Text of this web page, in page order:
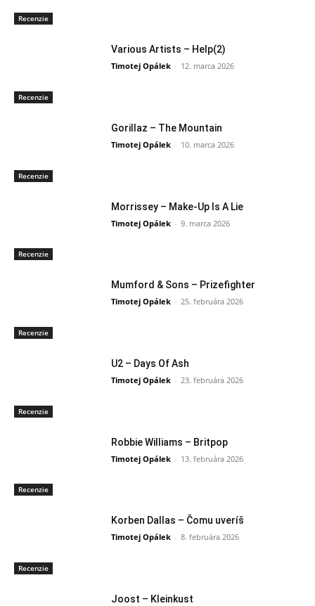
Recenzie
Recenzie
Various Artists – Help(2)
Timotej Opálek - 12. marca 2026
Recenzie
Gorillaz – The Mountain
Timotej Opálek - 10. marca 2026
Recenzie
Morrissey – Make-Up Is A Lie
Timotej Opálek - 9. marca 2026
Recenzie
Mumford & Sons – Prizefighter
Timotej Opálek - 25. februára 2026
Recenzie
U2 – Days Of Ash
Timotej Opálek - 23. februára 2026
Recenzie
Robbie Williams – Britpop
Timotej Opálek - 13. februára 2026
Recenzie
Korben Dallas – Čomu uveríš
Timotej Opálek - 8. februára 2026
Joost – Kleinkust